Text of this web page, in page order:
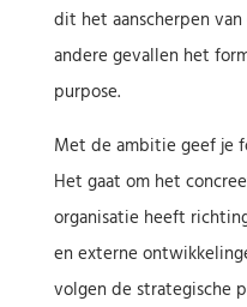
dit het aanscherpen
andere gevallen het
purpose.
Met de ambitie geef je
Het gaat om het
organisatie heeft
en externe
volgen de strategische